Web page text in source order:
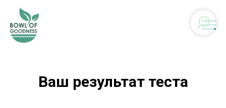
Ваш результат теста